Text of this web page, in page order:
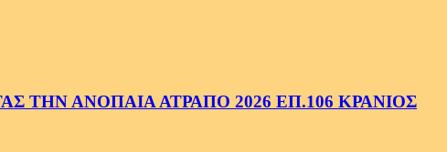
ΤΗΝ ΑΝΟΠΑΙΑ ΑΤΡΑΠΟ 2026 ΕΠ.106 ΚΡΑΝΙΟΣ